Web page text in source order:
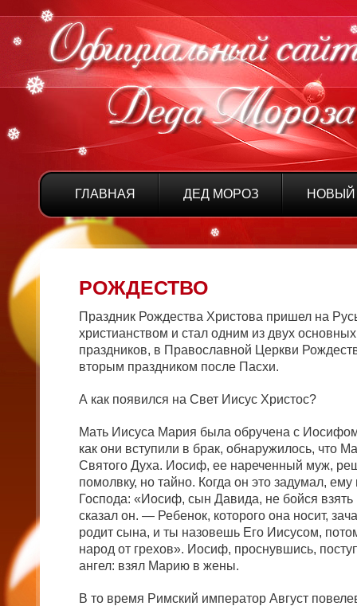
ГЛАВНАЯ ДЕД МОРОЗ НОВЫЙ
РОЖДЕСТВО
Праздник Рождества Христова пришел на
христианством и стал одним из двух
праздников, в Православной Церкви
вторым праздником после Пасхи.
А как появился на Свет Иисус Христос?
Мать Иисуса Мария была обручена с
как они вступили в брак, обнаружилось, что
Святого Духа. Иосиф, ее нареченный муж,
помолвку, но тайно. Когда он это задумал, ему
Господа: «Иосиф, сын Давида, не бойся
сказал он. — Ребенок, которого она носит,
родит сына, и ты назовешь Его Иисусом,
народ от грехов». Иосиф, проснувшись,
ангел: взял Марию в жены.
В то время Римский император Август